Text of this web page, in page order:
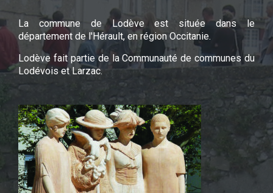
La commune de Lodève est située dans le
département de l'Hérault, en région Occitanie.
Lodève fait partie de la Communauté de communes du
Lodévois et Larzac.